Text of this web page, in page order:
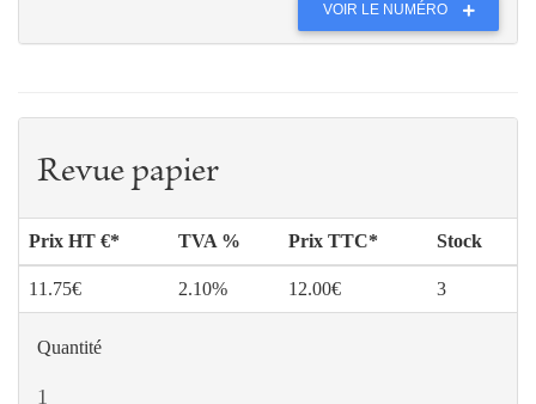
VOIR LE NUMÉRO
Revue papier
Prix HT €* TVA % Prix TTC* Stock
11.75€ 2.10% 12.00€ 3
Quantité